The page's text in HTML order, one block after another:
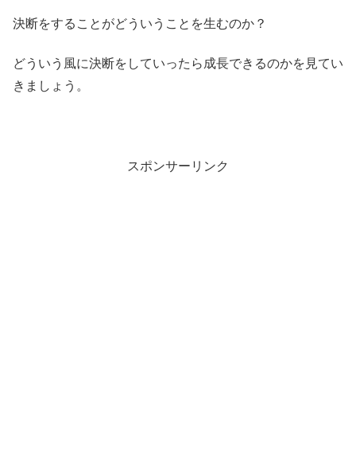
決断をすることがどういうことを生むのか？
どういう風に決断をしていったら成長できるのかを見てい
きましょう。
スポンサーリンク